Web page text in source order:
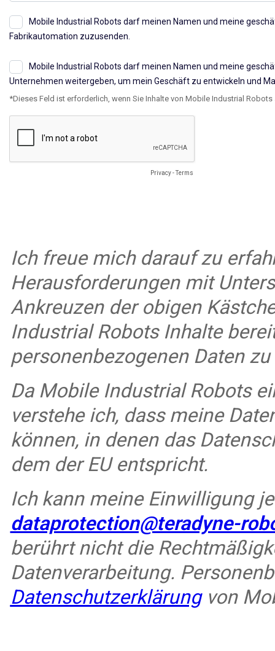
Mobile Industrial Robots darf meinen Namen und meine
Fabrikautomation zuzusenden.
Mobile Industrial Robots darf meinen Namen und meine
Unternehmen weitergeben, um mein Geschäft zu entwickeln und
*Dieses Feld ist erforderlich, wenn Sie Inhalte von Mobile Industrial
Privacy-Terms
Ich freue mich darauf zu
Herausforderungen mit
Ankreuzen der obigen
Industrial Robots Inhalte
personenbezogenen Daten
Da Mobile Industrial Robots
verstehe ich, dass meine
können, in denen das
dem der EU entspricht.
Ich kann meine Einwilligung
dataprotection@teradyne-
berührt nicht die
Datenverarbeitung.
Datenschutzerklärungvon